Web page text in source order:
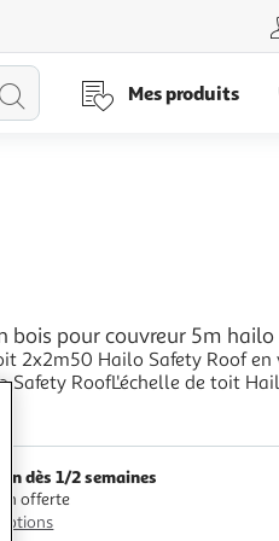
Lancer
Mes produits
bois pour couvreur 5m
2x2m50 Hailo Safety Roof en
Safety RoofL'échelle de toit
tous les travaux sur la
Av
dès 1/2 semaines
offerte